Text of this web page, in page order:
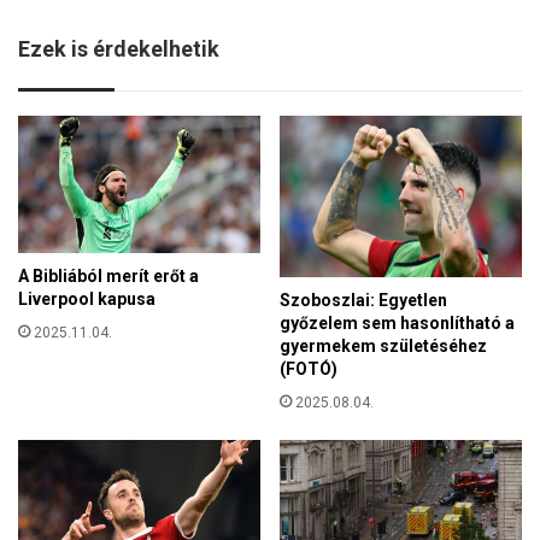
l
y
l
á
n
y
t
a
o
n
n
a
z
a
r
o
n
Ezek is érdekelhetik
A Bibliából merít erőt a
Liverpool kapusa
2025.11.04.
Szoboszlai: Egyetlen
győzelem sem hasonlítható a
gyermekem születéséhez
(FOTÓ)
2025.08.04.